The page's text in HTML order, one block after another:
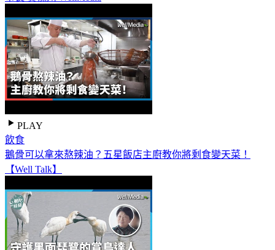
PLAY
飲食
鵝骨可以拿來熬辣油？五星飯店主廚教你將剩食變天菜！
【Well Talk】